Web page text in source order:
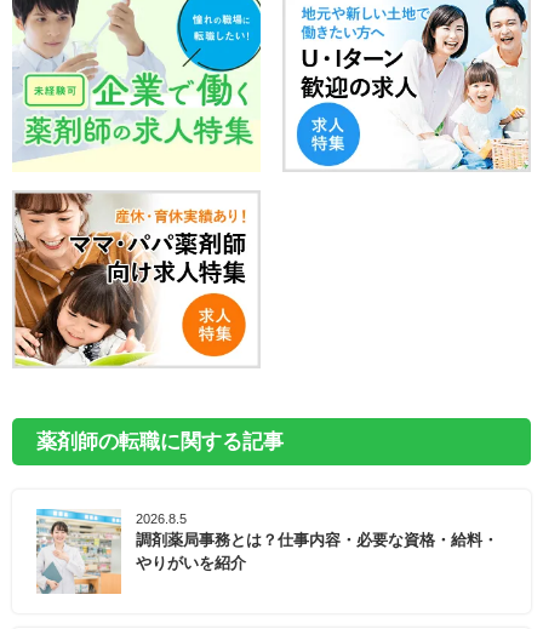
薬剤師の転職に関する記事
2026.8.5
調剤薬局事務とは？仕事内容・必要な資格・給料・
やりがいを紹介